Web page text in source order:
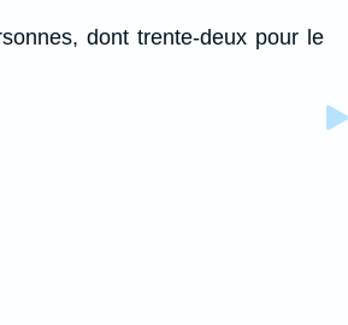
dont trente-deux pour le